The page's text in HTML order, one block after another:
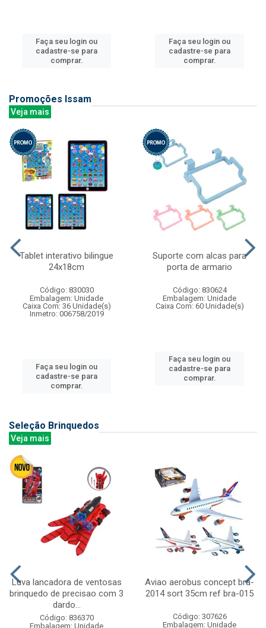
Faça seu login ou
cadastre-se para
comprar.
Faça seu login ou
cadastre-se para
comprar.
Promoções Issam
Veja mais
Tablet interativo bilingue
24x18cm
Código: 830030
Embalagem: Unidade
Caixa Com: 36 Unidade(s)
Inmetro: 006758/2019
Faça seu login ou
cadastre-se para
comprar.
Suporte com alcas para
porta de armario
Código: 830624
Embalagem: Unidade
Caixa Com: 60 Unidade(s)
Faça seu login ou
cadastre-se para
comprar.
Seleção Brinquedos
Veja mais
Luva lancadora de ventosas
brinquedo de precisao com 3
dardo...
Código: 836370
Embalagem: Unidade
Aviao aerobus concept bra-
2014 sort 35cm ref bra-015
Código: 307626
Embalagem: Unidade